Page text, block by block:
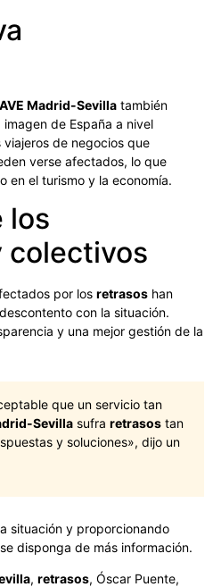
AVE Madrid-Sevilla también
de España a nivel
de negocios que
verse afectados, lo que
en el turismo y la economía.
los
colectivos
por los retrasos han
con la situación.
y una mejor gestión de la
que un servicio tan
Sevilla sufra retrasos tan
y soluciones», dijo un
situación y proporcionando
disponga de más información.
, retrasos, Óscar Puente,